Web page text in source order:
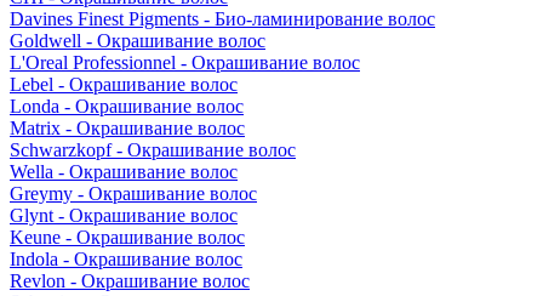
Davines Finest Pigments - Био-ламинирование волос
Goldwell - Окрашивание волос
L'Oreal Professionnel - Окрашивание волос
Lebel - Окрашивание волос
Londa - Окрашивание волос
Matrix - Окрашивание волос
Schwarzkopf - Окрашивание волос
Wella - Окрашивание волос
Greymy - Окрашивание волос
Glynt - Окрашивание волос
Keune - Окрашивание волос
Indola - Окрашивание волос
Revlon - Окрашивание волос